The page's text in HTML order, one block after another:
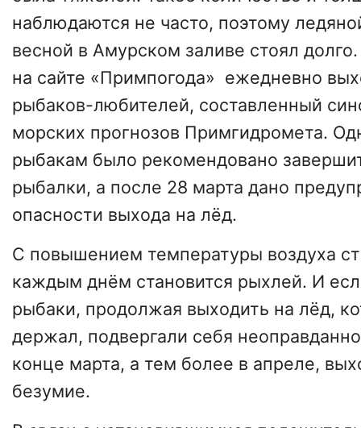
наблюдаются не часто, поэтому
весной в Амурском заливе стоял
на сайте «Примпогода» ежедневно
рыбаков-любителей, составленный
морских прогнозов Примгидромета.
рыбакам было рекомендовано
рыбалки, а после 28 марта дано
опасности выхода на лёд.
С повышением температуры воздуха
каждым днём становится рыхлей. И
рыбаки, продолжая выходить на лёд,
держал, подвергали себя
конце марта, а тем более в апреле,
безумие.